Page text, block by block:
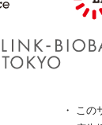
この